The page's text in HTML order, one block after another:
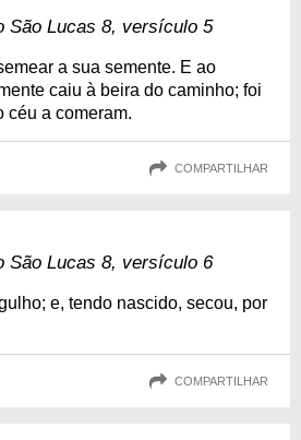
São Lucas 8, versículo 5
a sua semente. E ao
caiu à beira do caminho; foi
céu a comeram.
COMPARTILHAR
São Lucas 8, versículo 6
e, tendo nascido, secou, por
COMPARTILHAR